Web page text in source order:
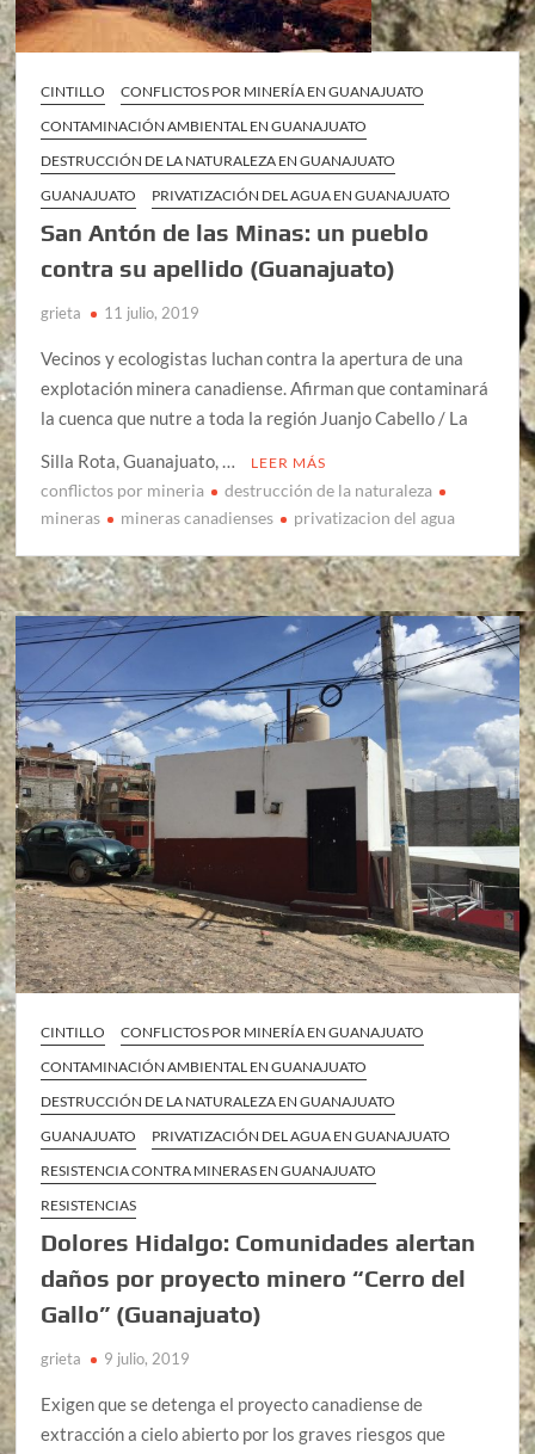
CINTILLO
CONFLICTOS POR MINERÍA EN GUANAJUATO
CONTAMINACIÓN AMBIENTAL EN GUANAJUATO
DESTRUCCIÓN DE LA NATURALEZA EN GUANAJUATO
GUANAJUATO
PRIVATIZACIÓN DEL AGUA EN GUANAJUATO
San Antón de las Minas: un pueblo
contra su apellido (Guanajuato)
grieta 11 julio, 2019
Vecinos y ecologistas luchan contra la apertura de una
explotación minera canadiense. Afirman que contaminará
la cuenca que nutre a toda la región Juanjo Cabello / La
Silla Rota, Guanajuato, …
LEER MÁS
conflictos por mineria
destrucción de la naturaleza
mineras
mineras canadienses privatizacion del agua
CINTILLO
CONFLICTOS POR MINERÍA EN GUANAJUATO
CONTAMINACIÓN AMBIENTAL EN GUANAJUATO
DESTRUCCIÓN DE LA NATURALEZA EN GUANAJUATO
GUANAJUATO
PRIVATIZACIÓN DEL AGUA EN GUANAJUATO
RESISTENCIA CONTRA MINERAS EN GUANAJUATO
RESISTENCIAS
Dolores Hidalgo: Comunidades alertan
daños por proyecto minero “Cerro del
Gallo” (Guanajuato)
grieta 9 julio, 2019
Exigen que se detenga el proyecto canadiense de
extracción a cielo abierto por los graves riesgos que